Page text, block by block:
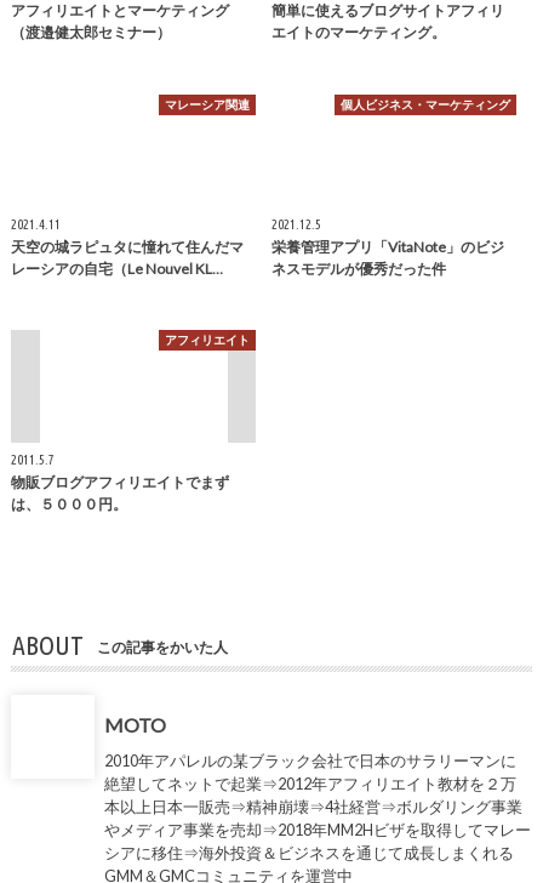
アフィリエイトとマーケティング
（渡邉健太郎セミナー）
簡単に使えるブログサイトアフィリ
エイトのマーケティング。
マレーシア関連
2021.4.11
天空の城ラピュタに憧れて住んだマ
レーシアの自宅（Le Nouvel KL…
個人ビジネス・マーケティング
2021.12.5
栄養管理アプリ「VitaNote」のビジ
ネスモデルが優秀だった件
アフィリエイト
2011.5.7
物販ブログアフィリエイトでまず
は、５０００円。
ABOUT この記事をかいた人
MOTO
2010年アパレルの某ブラック会社で日本のサラリーマンに
絶望してネットで起業⇒2012年アフィリエイト教材を２万
本以上日本一販売⇒精神崩壊⇒4社経営⇒ボルダリング事業
やメディア事業を売却⇒2018年MM2Hビザを取得してマレー
シアに移住⇒海外投資＆ビジネスを通じて成長しまくれる
GMM＆GMCコミュニティを運営中